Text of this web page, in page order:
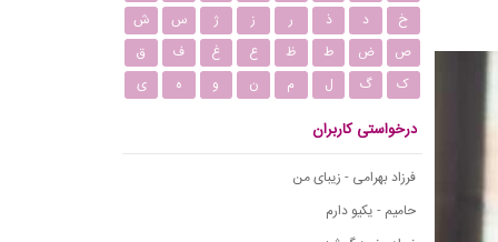
خ
د ذ ر ز ژ س
ش
ص
ض ط ظ ع غ ف
ق
ک
گ ل م ن و ه ی
درخواستی کاربران
فرزاد بهرامی - زیبای من
حامیم - یکیو دارم